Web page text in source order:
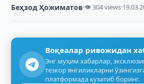
Беҳзод Ҳожиматов·👁 304 views·
Воқеалар ривожидан
Энг муҳим хабарлар,
тезкор янгиликларни
платформада кузатиб боринг.